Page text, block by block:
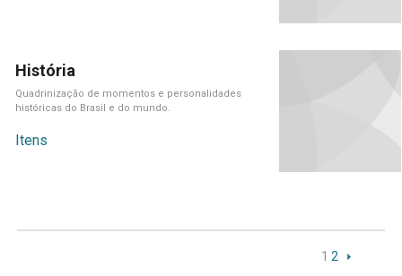
História
Quadrinização de momentos e personalidades
históricas do Brasil e do mundo.
Itens
1 2